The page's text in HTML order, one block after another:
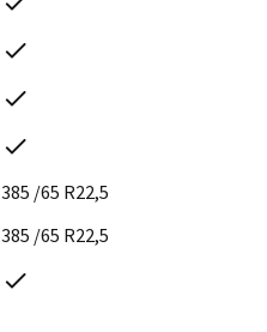
385 /65 R22,5
385 /65 R22,5